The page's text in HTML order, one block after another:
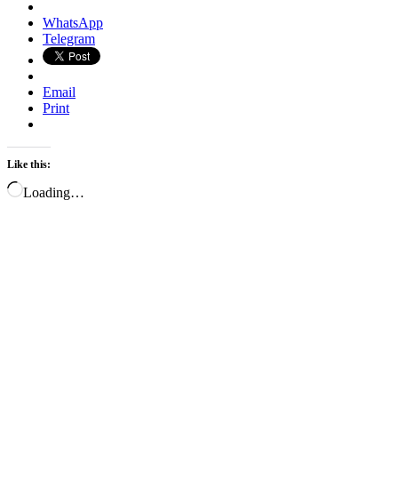
WhatsApp
Telegram
Email
Print
Like this:
Loading…